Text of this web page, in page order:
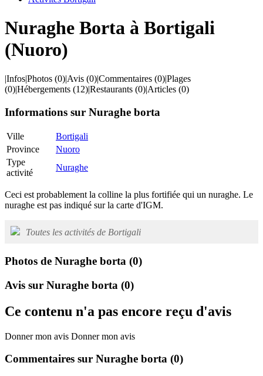
Nuraghe Borta à Bortigali
(Nuoro)
|Infos|Photos (0)|Avis (0)|Commentaires (0)|Plages
(0)|Hébergements (12)|Restaurants (0)|Articles (0)
Informations sur Nuraghe borta
Ville
Bortigali
Province
Nuoro
Type
activité
Nuraghe
Ceci est probablement la colline la plus fortifiée qui un nuraghe. Le
nuraghe est pas indiqué sur la carte d'IGM.
Toutes les activités de Bortigali
Photos de Nuraghe borta (0)
Avis sur Nuraghe borta (0)
Ce contenu n'a pas encore reçu d'avis
Donner mon avis Donner mon avis
Commentaires sur Nuraghe borta (0)